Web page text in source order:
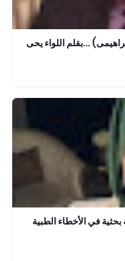
...بقلم اللواء يحى
في الأخطاء الطبية